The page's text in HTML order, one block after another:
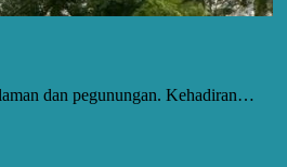
dan pegunungan. Kehadiran…